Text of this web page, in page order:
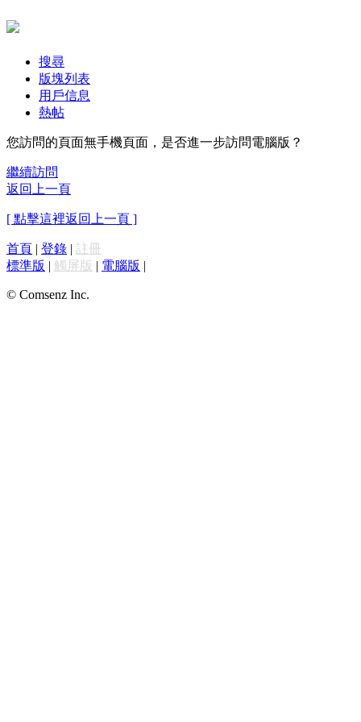
搜尋
版塊列表
用戶信息
熱帖
您訪問的頁面無手機頁面，是否進一步訪問電腦版？
繼續訪問
返回上一頁
[ 點擊這裡返回上一頁 ]
首頁 | 登錄 | 註冊
標準版 | 觸屏版 | 電腦版 |
© Comsenz Inc.